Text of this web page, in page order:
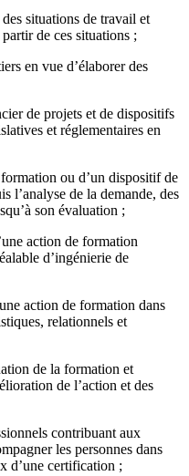
situations de travail et
de ces situations ;
en vue d’élaborer des
de projets et de dispositifs
et réglementaires en
ou d’un dispositif de
l’analyse de la demande, des
son évaluation ;
action de formation
d’ingénierie de
action de formation dans
relationnels et
de la formation et
de l’action et des
contribuant aux
les personnes dans
d’une certification ;